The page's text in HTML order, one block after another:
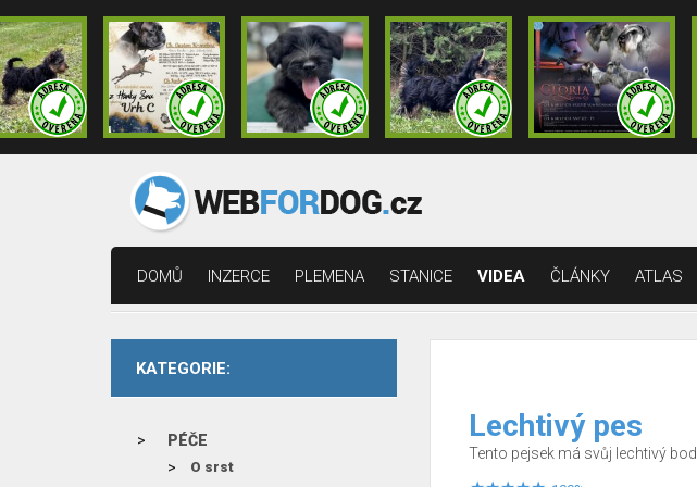
DOMŮ INZERCE PLEMENA STANICE VIDEA ČLÁNKY ATLAS
KATEGORIE:
PÉČE
O srst
Lechtivý pes
Tento pejsek má svůj lechtivý bod